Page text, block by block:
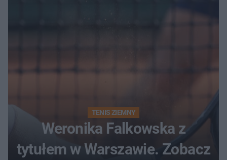
TENIS ZIEMNY
Weronika Falkowska z
tytułem w Warszawie. Zobacz